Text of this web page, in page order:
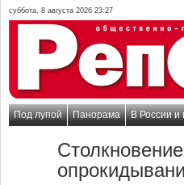
суббота, 8 августа 2026 23:27
Под лупой Панорама В России и